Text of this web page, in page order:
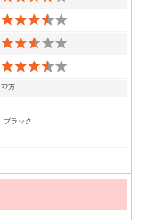
32万
ブラック